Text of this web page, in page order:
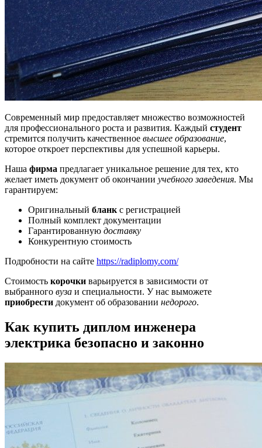
Современный мир предоставляет множество возможностей
для профессионального роста и развития. Каждый студент
стремится получить качественное высшее образование,
которое откроет перспективы для успешной карьеры.
Наша фирма предлагает уникальное решение для тех, кто
желает иметь документ об окончании учебного заведения. Мы
гарантируем:
Оригинальный бланк с регистрацией
Полный комплект документации
Гарантированную доставку
Конкурентную стоимость
Подробности на сайте https://radiplomy.com/
Стоимость корочки варьируется в зависимости от
выбранного вуза и специальности. У нас выможете
приобрести документ об образовании недорого.
Как купить диплом инженера
электрика безопасно и законно